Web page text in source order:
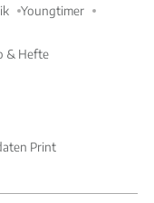
Youngtimer
& Hefte
Print